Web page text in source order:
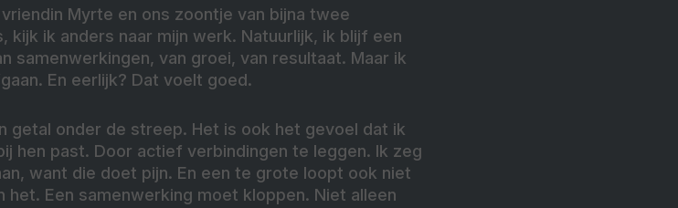
Myrte en ons zoontje van bijna twee
kijk ik anders naar mijn werk. Natuurlijk, ik blijf een
samenwerkingen, van groei, van resultaat. Maar ik
En eerlijk? Dat voelt goed.
getal onder de streep. Het is ook het gevoel dat ik
hen past. Door actief verbindingen te leggen. Ik zeg
want die doet pijn. En een te grote loopt ook niet
het. Een samenwerking moet kloppen. Niet alleen